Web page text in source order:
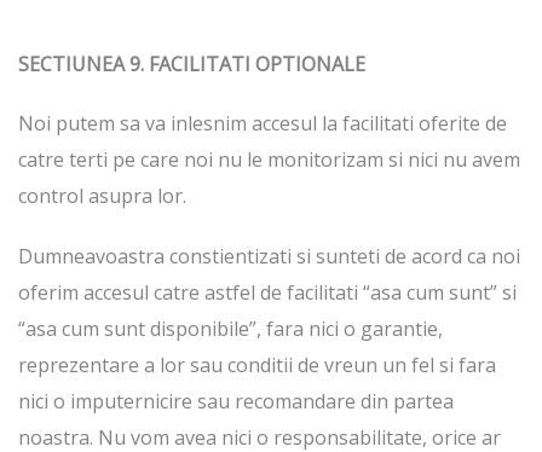
SECTIUNEA 9. FACILITATI OPTIONALE
Noi putem sa va inlesnim accesul la facilitati oferite de
catre terti pe care noi nu le monitorizam si nici nu avem
control asupra lor.
Dumneavoastra constientizati si sunteti de acord ca noi
oferim accesul catre astfel de facilitati “asa cum sunt” si
“asa cum sunt disponibile”, fara nici o garantie,
reprezentare a lor sau conditii de vreun un fel si fara
nici o imputernicire sau recomandare din partea
noastra. Nu vom avea nici o responsabilitate, orice ar